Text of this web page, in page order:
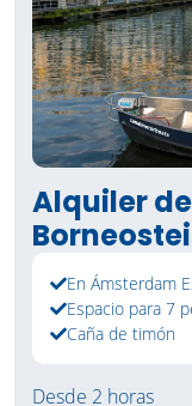
Alquiler
En Ámsterdam
Espacio para 7
Caña de timón
Desde 2 horas